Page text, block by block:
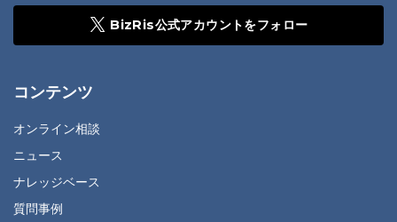
BizRis公式アカウントをフォロー
コンテンツ
オンライン相談
ニュース
ナレッジベース
質問事例